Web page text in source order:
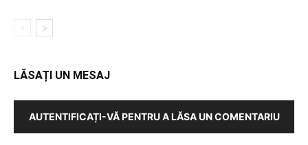
LĂSAȚI UN MESAJ
AUTENTIFICAȚI-VĂ PENTRU A LĂSA UN COMENTARIU